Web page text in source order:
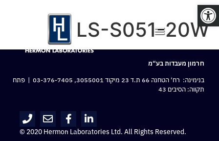
פתח סרגל נגישות
LS-S051-20W
חרמון מעבדות בע“מ
בנימינה: רח‘ הטחנה 66 ת.ד 23 מיקוד 3055001,
03-376-7405 | פתח
תקווה: הסיבים 43
© 2020 Hermon Laboratories Ltd. All Rights Reserved.